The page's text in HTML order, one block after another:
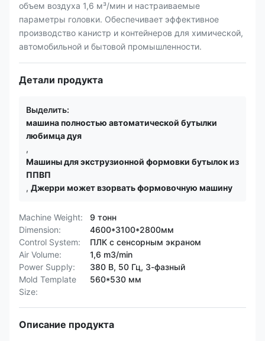
объем воздуха 1,6 м³/мин и настраиваемые
параметры головки. Обеспечивает эффективное
производство канистр и контейнеров для химической,
автомобильной и бытовой промышленности.
Детали продукта
Выделить:
машина полностью автоматической бутылки
любимца дуя
,
Машины для экструзионной формовки бутылок из
ППВП
, Джерри может взорвать формовочную машину
Machine Weight:
9 тонн
Dimension:
4600*3100*2800мм
Control System:
ПЛК с сенсорным экраном
Air Volume:
1,6 m3/min
Power Supply:
380 В, 50 Гц, 3-фазный
Mold Template
Size:
560*530 мм
Описание продукта